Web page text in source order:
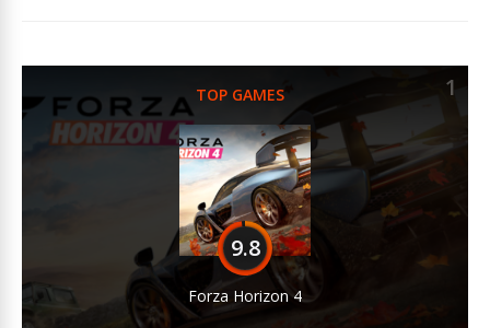
TOP GAMES 1
9.8
Forza Horizon 4